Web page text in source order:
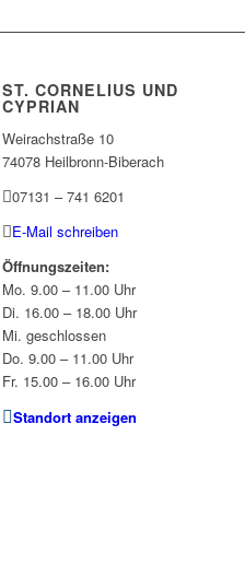
ST. CORNELIUS UND
CYPRIAN
Weirachstraße 10
74078 Heilbronn-Biberach
07131 – 741 6201
E-Mail schreiben
Öffnungszeiten:
Mo. 9.00 – 11.00 Uhr
Di. 16.00 – 18.00 Uhr
Mi. geschlossen
Do. 9.00 – 11.00 Uhr
Fr. 15.00 – 16.00 Uhr
Standort anzeigen